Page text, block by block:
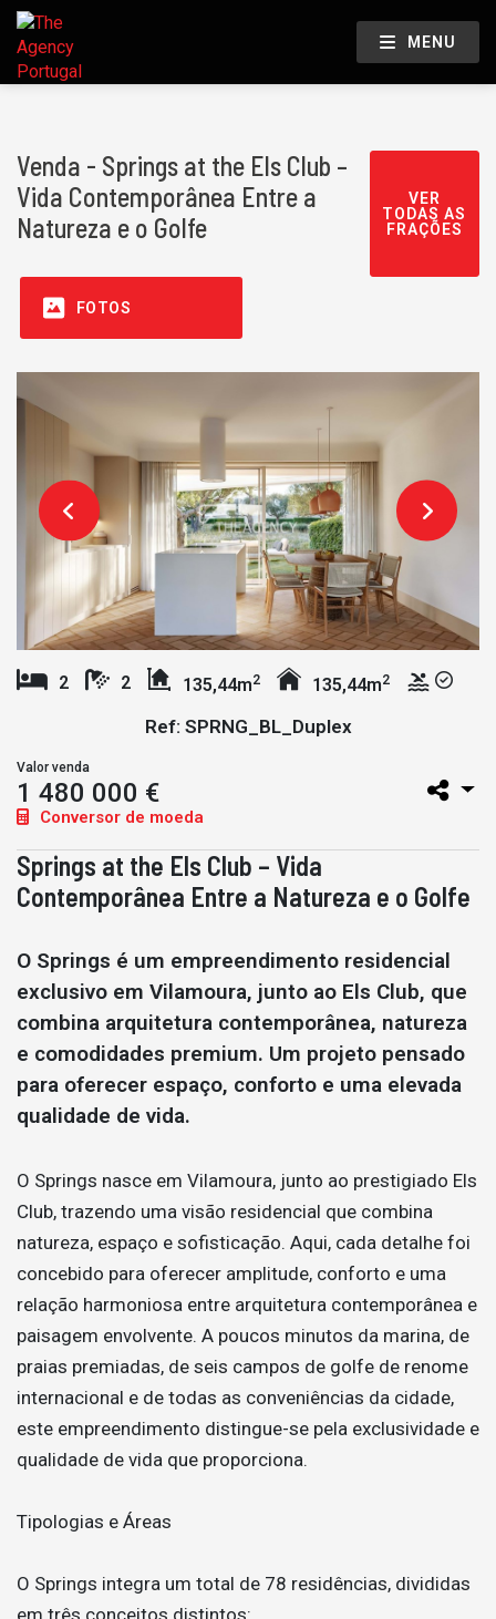
MENU
Venda - Springs at the Els Club –
Vida Contemporânea Entre a
Natureza e o Golfe
VER
TODAS AS
FRAÇÕES
FOTOS
2 2 135,44m2 135,44m2
Ref: SPRNG_BL_Duplex
Valor venda
1 480 000 €
Conversor de moeda
Springs at the Els Club – Vida
Contemporânea Entre a Natureza e o Golfe
O Springs é um empreendimento residencial
exclusivo em Vilamoura, junto ao Els Club, que
combina arquitetura contemporânea, natureza
e comodidades premium. Um projeto pensado
para oferecer espaço, conforto e uma elevada
qualidade de vida.
O Springs nasce em Vilamoura, junto ao prestigiado Els
Club, trazendo uma visão residencial que combina
natureza, espaço e sofisticação. Aqui, cada detalhe foi
concebido para oferecer amplitude, conforto e uma
relação harmoniosa entre arquitetura contemporânea e
paisagem envolvente. A poucos minutos da marina, de
praias premiadas, de seis campos de golfe de renome
internacional e de todas as conveniências da cidade,
este empreendimento distingue-se pela exclusividade e
qualidade de vida que proporciona.
Tipologias e Áreas
O Springs integra um total de 78 residências, divididas
em três conceitos distintos: